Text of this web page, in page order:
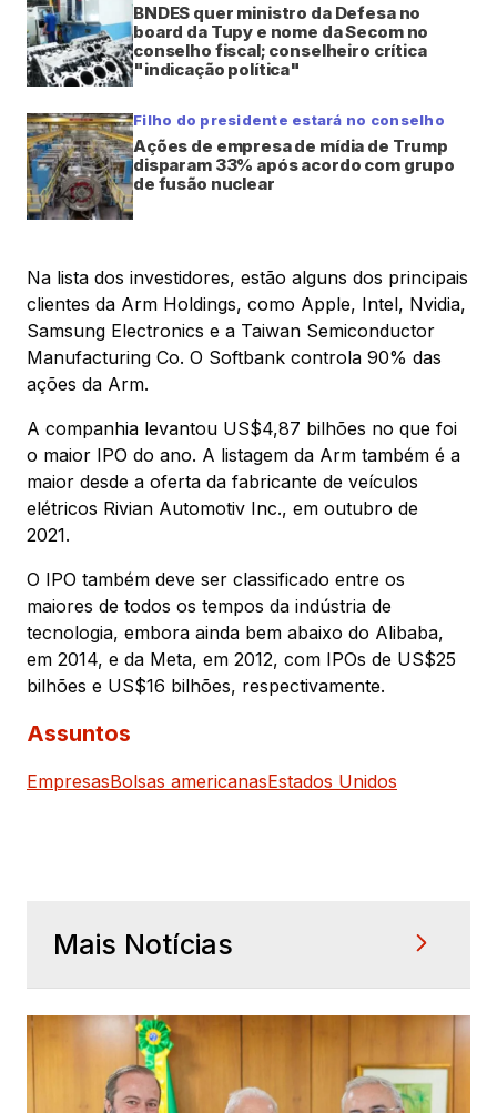
BNDES quer ministro da Defesa no
board da Tupy e nome da Secom no
conselho fiscal; conselheiro crítica
"indicação política"
Filho do presidente estará no conselho
Ações de empresa de mídia de Trump
disparam 33% após acordo com grupo
de fusão nuclear
Na lista dos investidores, estão alguns dos principais
clientes da Arm Holdings, como Apple, Intel, Nvidia,
Samsung Electronics e a Taiwan Semiconductor
Manufacturing Co. O Softbank controla 90% das
ações da Arm.
A companhia levantou US$4,87 bilhões no que foi
o maior IPO do ano. A listagem da Arm também é a
maior desde a oferta da fabricante de veículos
elétricos Rivian Automotiv Inc., em outubro de
2021.
O IPO também deve ser classificado entre os
maiores de todos os tempos da indústria de
tecnologia, embora ainda bem abaixo do Alibaba,
em 2014, e da Meta, em 2012, com IPOs de US$25
bilhões e US$16 bilhões, respectivamente.
Assuntos
EmpresasBolsas americanasEstados Unidos
Mais Notícias